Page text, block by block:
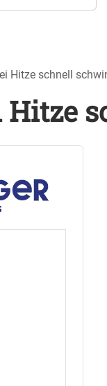
Hitze schnell